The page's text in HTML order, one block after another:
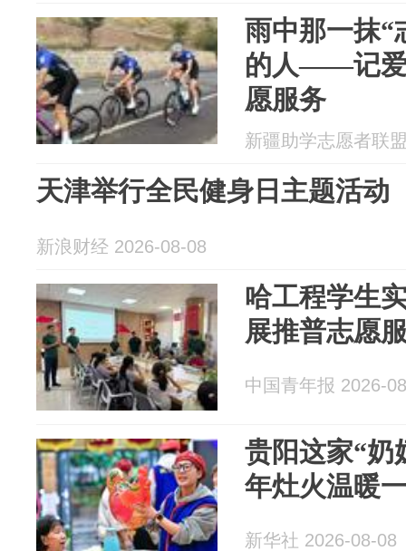
雨中那一抹“
的人——记爱
愿服务
新疆助学志愿者联
天津举行全民健身日主题活动
新浪财经 2026-08-08
哈工程学生
展推普志愿
中国青年报 2026-
贵阳这家“奶
年灶火温暖
新华社 2026-08-08